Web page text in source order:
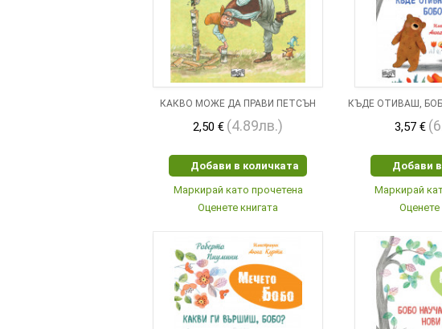
КАКВО МОЖЕ ДА ПРАВИ ПЕТСЪН
2,50 € (4.89лв.)
Добави в количката
Маркирай като прочетена
Оценете книгата
КЪДЕ ОТИВАШ,
3,57 €
Добави
Маркирай
Оценете